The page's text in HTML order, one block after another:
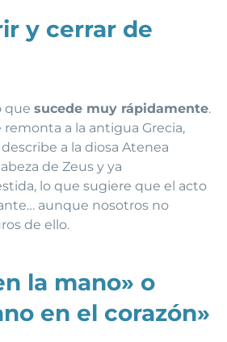
y cerrar de
que sucede muy rápidamente.
remonta a la antigua Grecia,
a la diosa Atenea
de Zeus y ya
lo que sugiere que el acto
aunque nosotros no
de ello.
la mano» o
en el corazón»